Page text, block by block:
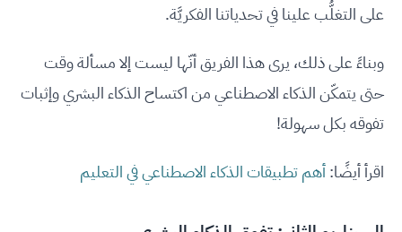
على التغلُّب علينا في تحدياتنا الفكريَّة.
وبناءً على ذلك، يرى هذا الفريق أنّها ليست إلا مسألة وقت
حتى يتمكّن الذكاء الاصطناعي من اكتساح الذكاء البشري وإثبات
تفوقه بكل سهولة!
اقرأ أيضًا:أهم تطبيقات الذكاء الاصطناعي في التعليم